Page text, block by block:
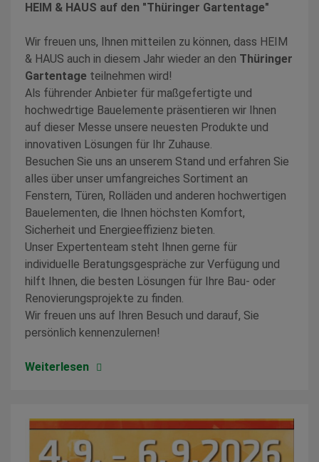
HEIM & HAUS auf den "Thüringer Gartentage"
Wir freuen uns, Ihnen mitteilen zu können, dass HEIM
& HAUS auch in diesem Jahr wieder an den Thüringer
Gartentage teilnehmen wird!
Als führender Anbieter für maßgefertigte und
hochwedrtige Bauelemente präsentieren wir Ihnen
auf dieser Messe unsere neuesten Produkte und
innovativen Lösungen für Ihr Zuhause.
Besuchen Sie uns an unserem Stand und erfahren Sie
alles über unser umfangreiches Sortiment an
Fenstern, Türen, Rolläden und anderen hochwertigen
Bauelementen, die Ihnen höchsten Komfort,
Sicherheit und Energieeffizienz bieten.
Unser Expertenteam steht Ihnen gerne für
individuelle Beratungsgespräche zur Verfügung und
hilft Ihnen, die besten Lösungen für Ihre Bau- oder
Renovierungsprojekte zu finden.
Wir freuen uns auf Ihren Besuch und darauf, Sie
persönlich kennenzulernen!
Weiterlesen